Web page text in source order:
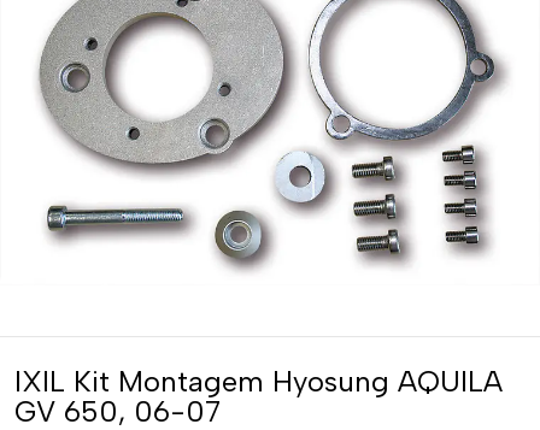
IXIL Kit Montagem Hyosung AQUILA
GV 650, 06-07